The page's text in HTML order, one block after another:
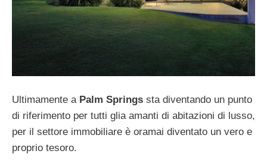
Ultimamente a Palm Springs sta diventando un punto
di riferimento per tutti glia amanti di abitazioni di lusso,
per il settore immobiliare è oramai diventato un vero e
proprio tesoro.